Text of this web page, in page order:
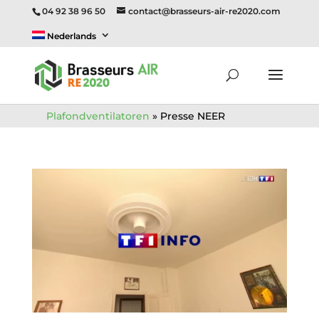
Plafondventilatoren » Presse NEER
04 92 38 96 50 contact@brasseurs-air-re2020.com
Nederlands